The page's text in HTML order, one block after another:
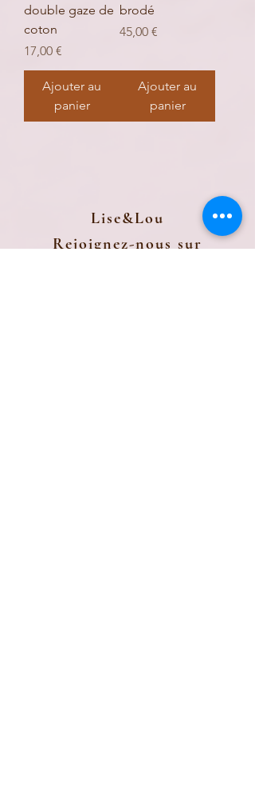
double gaze de
coton
Prix
17,00 €
Ajouter au
panier
brodé
Prix
45,00 €
Ajouter au
panier
Lise&Lou
Rejoignez-nous sur